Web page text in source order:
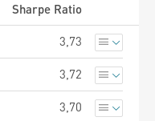
Sharpe Ratio
3,73
3,72
3,70